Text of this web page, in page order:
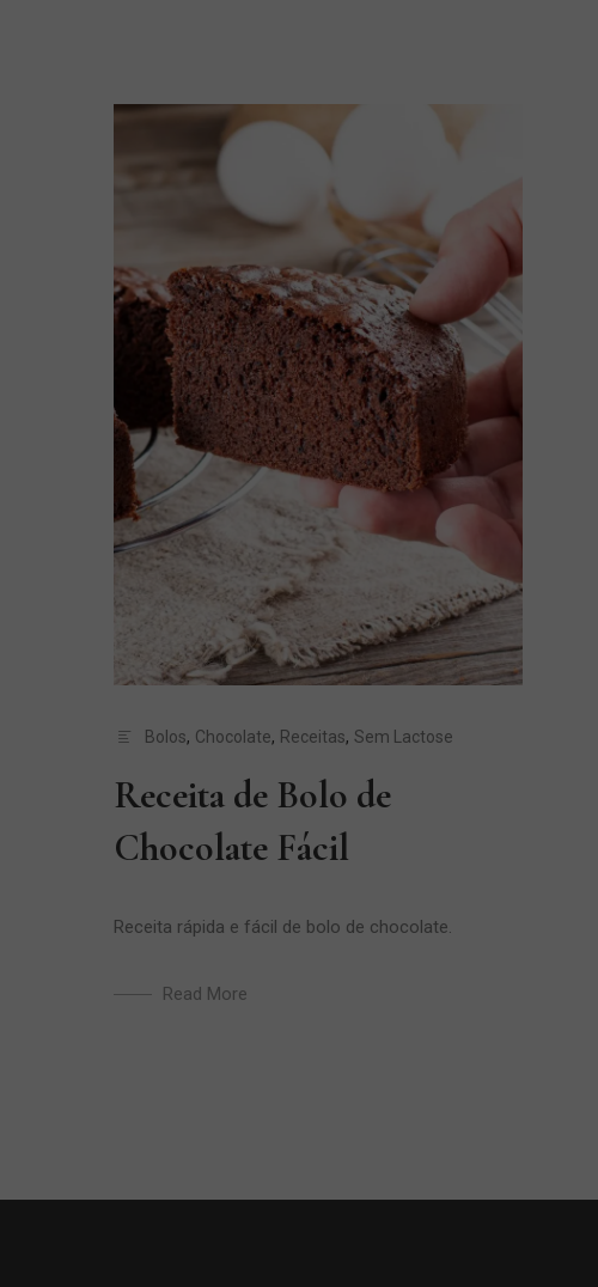
Bolos, Chocolate, Receitas, Sem Lactose
Receita de Bolo de
Chocolate Fácil
Receita rápida e fácil de bolo de chocolate.
Read More